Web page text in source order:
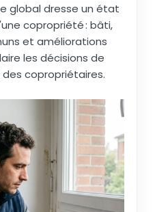
global dresse un état
copropriété : bâti,
et améliorations
les décisions de
copropriétaires.